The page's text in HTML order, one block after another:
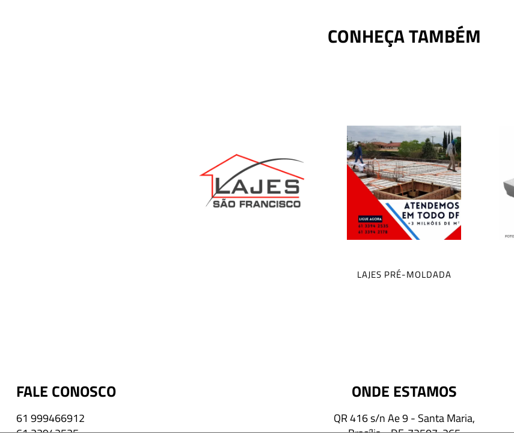
CONHEÇA TAMBÉM
LAJES PRÉ-MOLDADA
FALE CONOSCO
61 999466912
61 33942535
ONDE ESTAMOS
QR 416 s/n Ae 9 - Santa Maria,
Brasília - DF, 72507-265